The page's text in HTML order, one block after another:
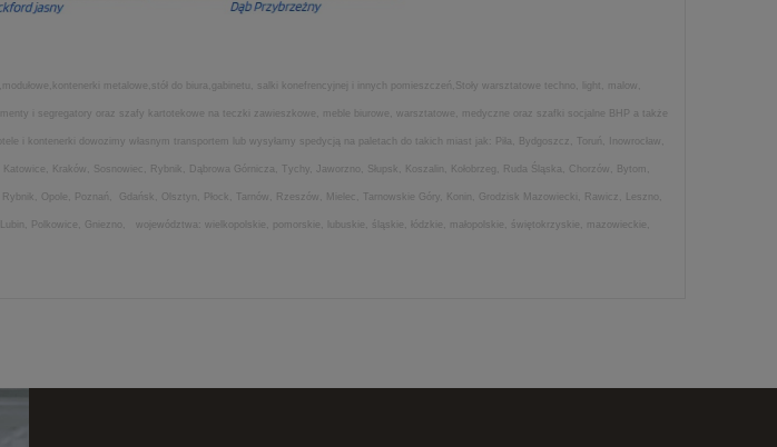
metalowe,stół do biura,gabinetu, salki konefrencyjnej i innych pomieszczeń,Stoły warsztatowe techno, light, malow,
i segregatory oraz szafy kartotekowe na teczki zawieszkowe, meble biurowe, warsztatowe, medyczne oraz szafki socjalne BHP a także
i kontenerki dowozimy własnym transportem lub wysyłamy spedycją na paletach do takich miast jak: Piła, Bydgoszcz, Toruń, Inowrocław,
Kraków, Sosnowiec, Rybnik, Dąbrowa Górnicza, Tychy, Jaworzno, Słupsk, Koszalin, Kołobrzeg, Ruda Śląska, Chorzów, Bytom,
Opole, Poznań, Gdańsk, Olsztyn, Płock, Tarnów, Rzeszów, Mielec, Tarnowskie Góry, Konin, Grodzisk Mazowiecki, Rawicz, Leszno,
Polkowice, Gniezno, województwa: wielkopolskie, pomorskie, lubuskie, śląskie, łódzkie, małopolskie, świętokrzyskie, mazowieckie,